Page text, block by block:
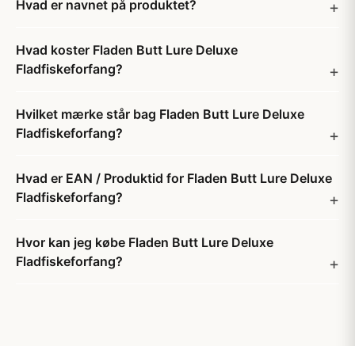
Hvad er navnet på produktet?
Hvad koster Fladen Butt Lure Deluxe
Fladfiskeforfang?
Hvilket mærke står bag Fladen Butt Lure Deluxe
Fladfiskeforfang?
Hvad er EAN / Produktid for Fladen Butt Lure Deluxe
Fladfiskeforfang?
Hvor kan jeg købe Fladen Butt Lure Deluxe
Fladfiskeforfang?